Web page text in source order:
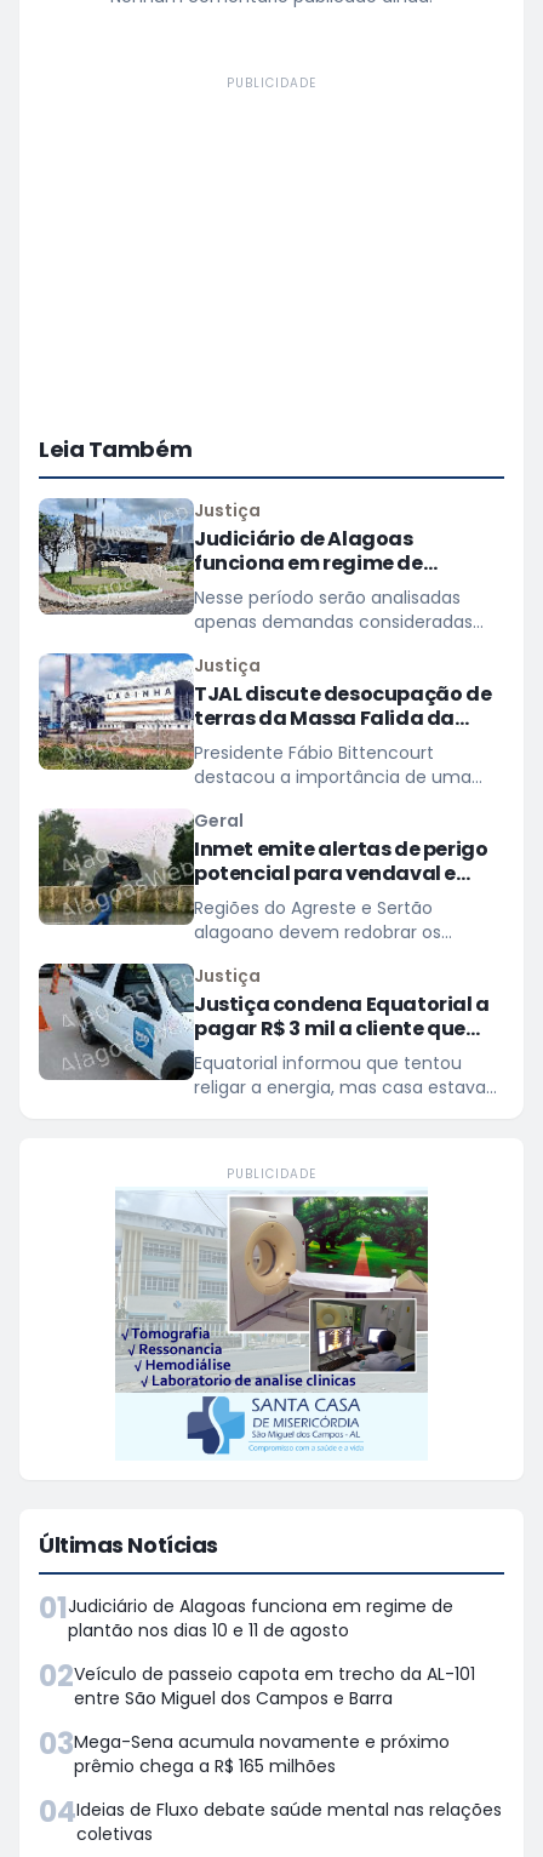
PUBLICIDADE
Leia Também
Justiça
Judiciário de Alagoas
funciona em regime de
plantão nos dias 10 e 11 de
agosto
Nesse período serão analisadas
apenas demandas consideradas
processuais retornam na quarta
(12)
Justiça
TJAL discute desocupação de
terras da Massa Falida da
Laginha
Presidente Fábio Bittencourt
destacou a importância de uma
Geral
Inmet emite alertas de perigo
potencial para vendaval e
baixa umidade em Alagoas
Regiões do Agreste e Sertão
alagoano devem redobrar os
km/h
Justiça
Justiça condena Equatorial a
pagar R$ 3 mil a cliente que
ficou cinco dias sem energia
Equatorial informou que tentou
religar a energia, mas casa estava
PUBLICIDADE
Últimas Notícias
01Judiciário de Alagoas funciona em regime de
plantão nos dias 10 e 11 de agosto
02Veículo de passeio capota em trecho da AL-101
entre São Miguel dos Campos e Barra
03Mega-Sena acumula novamente e próximo
prêmio chega a R$ 165 milhões
04Ideias de Fluxo debate saúde mental nas relações
coletivas